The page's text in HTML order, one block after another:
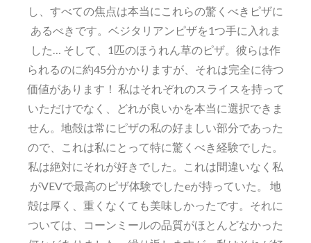
し、すべての焦点は本当にこれらの驚くべきピザに
あるべきです。ベジタリアンピザを1つ手に入れま
した… そして、1匹のほうれん草のピザ。彼らは作
られるのに約45分かかりますが、それは完全に待つ
価値があります！ 私はそれぞれのスライスを持って
いただけでなく、どれが良いかを本当に選択できま
せん。地殻は常にピザの私の好ましい部分であった
ので、これは私にとって特に驚くべき経験でした。
私は絶対にそれが好きでした。これは間違いなく私
がVEVで最高のピザ体験でしたeが持っていた。 地
殻は厚く、重くなくても美味しかったです。それに
ついては、コーンミールの品質がほとんどなかった